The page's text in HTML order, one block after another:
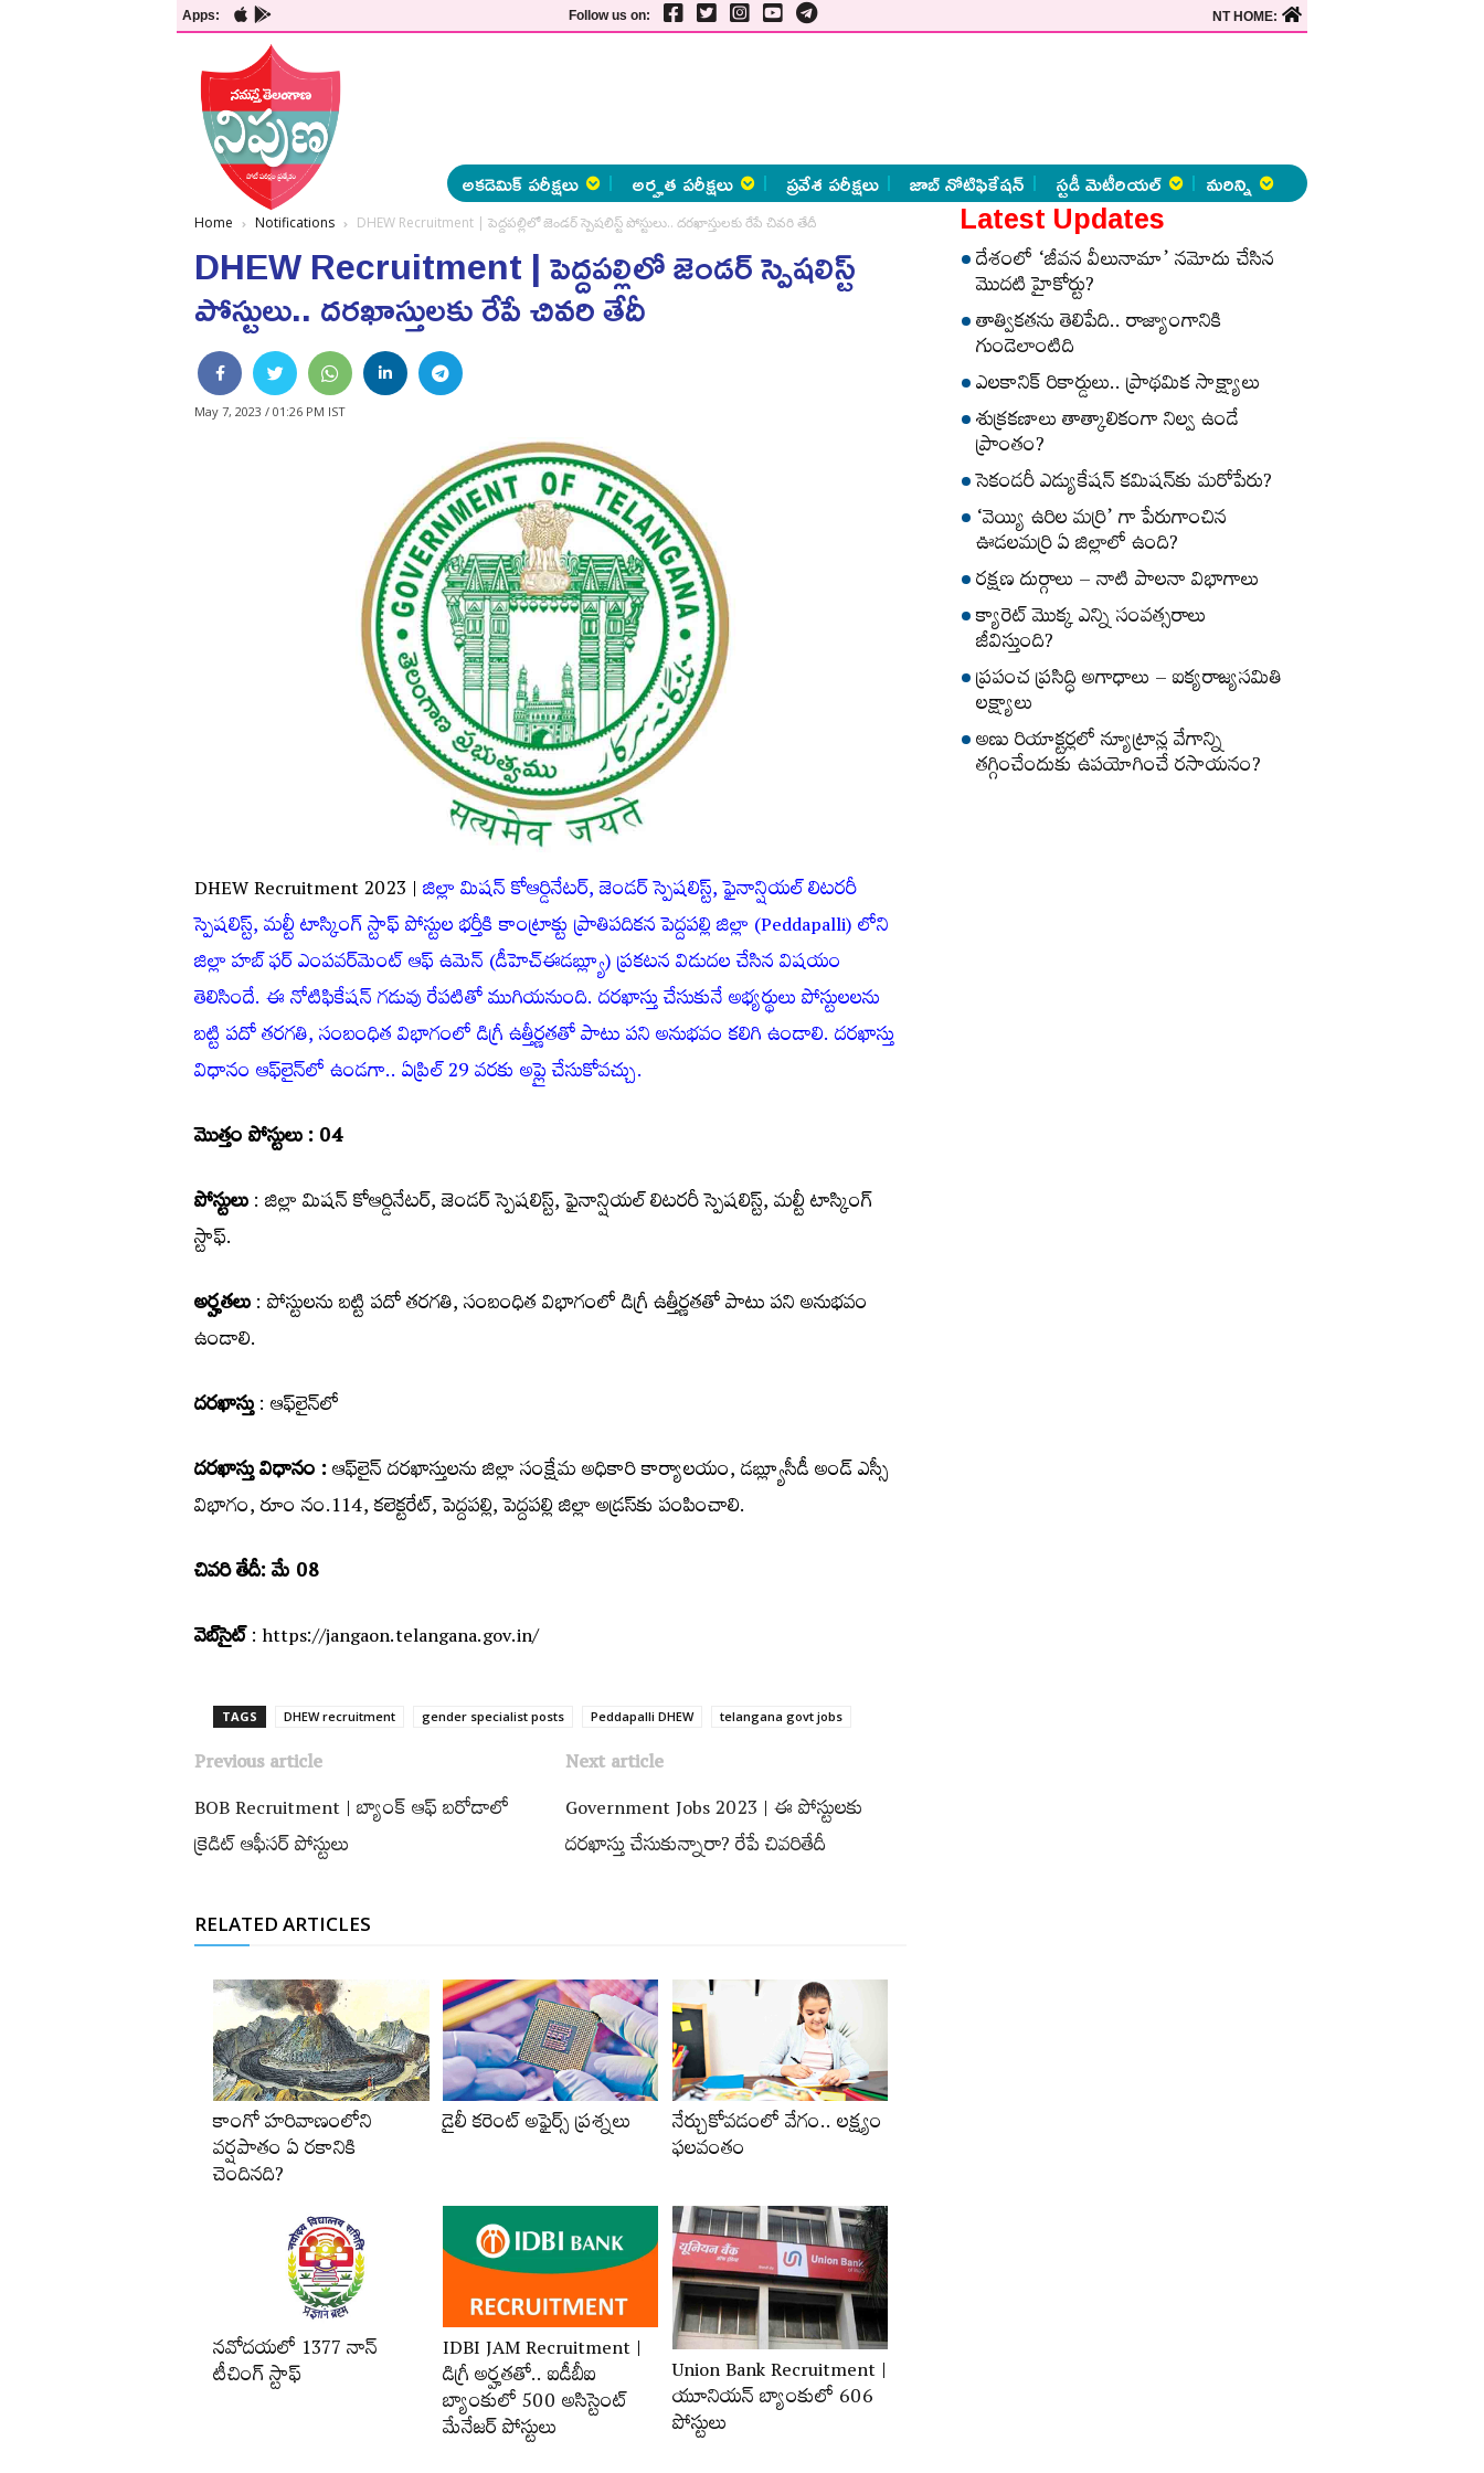
Apps: Follow us on: NT HOME:
అకడెమిక్ పరీక్షలు అర్హత పరీక్షలు ప్రవేశ పరీక్షలు జాబ్ నోటిఫికేషన్ స్టడీ మెటీరియల్ మరిన్ని
Home Notifications DHEW Recruitment | పెద్దపల్లిలో జెండర్‌ స్పెషలిస్ట్‌ పోస్టులు.. ద‌ర‌ఖాస్తుల‌కు రేపే చివ‌రి తేదీ
DHEW Recruitment | పెద్దపల్లిలో జెండర్‌ స్పెషలిస్ట్‌
పోస్టులు.. ద‌ర‌ఖాస్తుల‌కు రేపే చివ‌రి తేదీ
May 7, 2023 / 01:26 PM IST
DHEW Recruitment 2023 |జిల్లా మిషన్ కోఆర్డినేటర్, జెండ‌ర్ స్పెష‌లిస్ట్, ఫైనాన్షియ‌ల్ లిట‌ర‌రీ
స్పెష‌లిస్ట్, మ‌ల్టీ టాస్కింగ్ స్టాఫ్ పోస్టుల భ‌ర్తీకి కాంట్రాక్టు ప్రాతిప‌దిక‌న పెద్దపల్లి జిల్లా (Peddapalli) లోని
జిల్లా హబ్ ఫర్ ఎంపవర్‌మెంట్ ఆఫ్ ఉమెన్ (డీహెచ్‌ఈడబ్ల్యూ) ప్ర‌కట‌న విడుద‌ల చేసిన విష‌యం
తెలిసిందే. ఈ నోటిఫికేష‌న్ గ‌డువు రేప‌టితో ముగియ‌నుంది. ద‌ర‌ఖాస్తు చేసుకునే అభ్య‌ర్థులు పోస్టుల‌లను
బ‌ట్టి పదో తరగతి, సంబంధిత విభాగంలో డిగ్రీ ఉత్తీర్ణతతో పాటు పని అనుభవం క‌లిగి ఉండాలి. దరఖాస్తు
విధానం ఆఫ్‌లైన్‌లో ఉండ‌గా.. ఏప్రిల్ 29 వ‌ర‌కు అప్లై చేసుకోవ‌చ్చు.
మొత్తం పోస్టులు : 04
పోస్టులు: జిల్లా మిషన్ కోఆర్డినేటర్, జెండ‌ర్ స్పెష‌లిస్ట్, ఫైనాన్షియ‌ల్ లిట‌ర‌రీ స్పెష‌లిస్ట్, మ‌ల్టీ టాస్కింగ్
స్టాఫ్.
అర్హతలు: పోస్టుల‌ను బ‌ట్టి పదో తరగతి, సంబంధిత విభాగంలో డిగ్రీ ఉత్తీర్ణతతో పాటు పని అనుభవం
ఉండాలి.
దరఖాస్తు: ఆఫ్‌లైన్‌లో
దరఖాస్తు విధానం :ఆఫ్‌లైన్‌ దరఖాస్తులను జిల్లా సంక్షేమ అధికారి కార్యాలయం, డబ్ల్యూసీడీ అండ్‌ ఎస్సీ
విభాగం, రూం నం.114, కలెక్టరేట్‌, పెద్దపల్లి, పెద్దపల్లి జిల్లా అడ్ర‌స్‌కు పంపించాలి.
చివరి తేదీ: మే 08
వెబ్‌సైట్: https://jangaon.telangana.gov.in/
TAGS DHEW recruitment gender specialist posts Peddapalli DHEW telangana govt jobs
Previous article
BOB Recruitment | బ్యాంక్ ఆఫ్ బరోడాలో
క్రెడిట్ ఆఫీసర్ పోస్టులు
Next article
Government Jobs 2023 | ఈ పోస్టులకు
దరఖాస్తు చేసుకున్నారా? రేపే చివరితేదీ
RELATED ARTICLES
కాంగో హరివాణంలోని
వర్షపాతం ఏ రకానికి
చెందినది?
డైలీ కరెంట్‌ అఫైర్స్‌ ప్రశ్నలు నేర్చుకోవడంలో వేగం.. లక్ష్యం
ఫలవంతం
నవోదయలో 1377 నాన్‌
టీచింగ్‌ స్టాఫ్‌
IDBI JAM Recruitment |
డిగ్రీ అర్హ‌త‌తో.. ఐడీబీఐ
బ్యాంకులో 500 అసిస్టెంట్‌
మేనేజర్‌ పోస్టులు
Union Bank Recruitment |
యూనియన్ బ్యాంకులో 606
పోస్టులు
Latest Updates
దేశంలో ‘జీవన వీలునామా’ నమోదు చేసిన
మొదటి హైకోర్టు?
తాత్వికతను తెలిపేది.. రాజ్యాంగానికి
గుండెలాంటిది
ఎలకానిక్‌ రికార్డులు.. ప్రాథమిక సాక్ష్యాలు
శుక్రకణాలు తాత్కాలికంగా నిల్వ ఉండే
ప్రాంతం?
సెకండరీ ఎడ్యుకేషన్‌ కమిషన్‌కు మరోపేరు?
‘వెయ్యి ఉరిల మర్రి’ గా పేరుగాంచిన
ఊడలమర్రి ఏ జిల్లాలో ఉంది?
రక్షణ దుర్గాలు – నాటి పాలనా విభాగాలు
క్యారెట్‌ మొక్క ఎన్ని సంవత్సరాలు
జీవిస్తుంది?
ప్రపంచ ప్రసిద్ధి అగాధాలు – ఐక్యరాజ్యసమితి
లక్ష్యాలు
అణు రియాక్టర్లలో న్యూట్రాన్ల వేగాన్ని
తగ్గించేందుకు ఉపయోగించే రసాయనం?